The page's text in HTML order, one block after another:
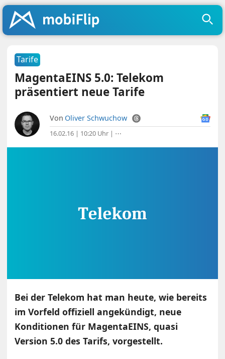
Tarife
MagentaEINS 5.0: Telekom
präsentiert neue Tarife
Von Oliver Schwuchow
16.02.16 | 10:20 Uhr | ⋯
Bei der Telekom hat man heute, wie bereits
im Vorfeld offiziell angekündigt, neue
Konditionen für MagentaEINS, quasi
Version 5.0 des Tarifs, vorgestellt.